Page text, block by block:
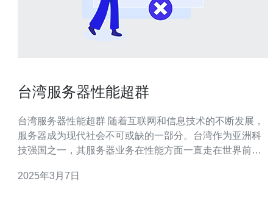
台湾服务器性能超群
台湾服务器性能超群 随着互联网和信息技术的不断发展，
服务器成为现代社会不可或缺的一部分。台湾作为亚洲科
技强国之一，其服务器业务在性能方面一直走在世界前
市场上的竞争力。 台湾服务器以其卓越的性能而闻名于
2025年3月7日